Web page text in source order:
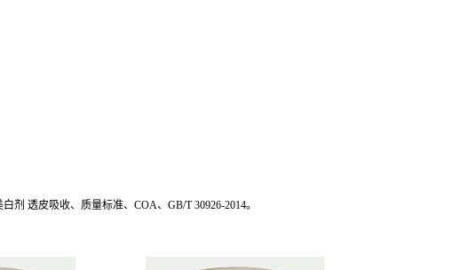
剂 透皮吸收、质量标准、COA、GB/T 30926-2014。